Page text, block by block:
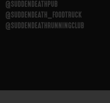
@SUDDENDEATHPUB
@SUDDENDEATH_FOODTRUCK
@SUDDENDEATHRUNNINGCLUB